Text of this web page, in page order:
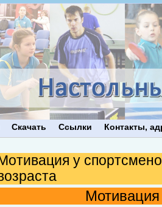
Скачать Ссылки Контакты,
у
Мотивация